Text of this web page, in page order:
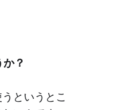
？
というとこ